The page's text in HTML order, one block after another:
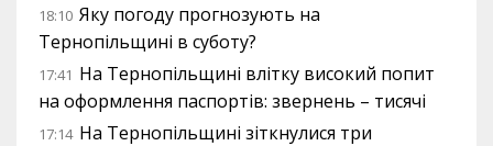
18:10 Яку погоду прогнозують на
Тернопільщині в суботу?
17:41 На Тернопільщині влітку високий попит
на оформлення паспортів: звернень – тисячі
17:14 На Тернопільщині зіткнулися три